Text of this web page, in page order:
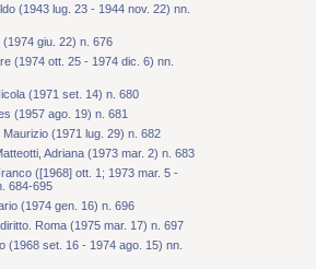
(1943 lug. 23 - 1944 nov. 22) nn.
(1974 giu. 22) n. 676
(1974 ott. 25 - 1974 dic. 6) nn.
(1971 set. 14) n. 680
(1957 ago. 19) n. 681
Maurizio (1971 lug. 29) n. 682
Adriana (1973 mar. 2) n. 683
([1968] ott. 1; 1973 mar. 5 -
684-695
(1974 gen. 16) n. 696
Roma (1975 mar. 17) n. 697
(1968 set. 16 - 1974 ago. 15) nn.